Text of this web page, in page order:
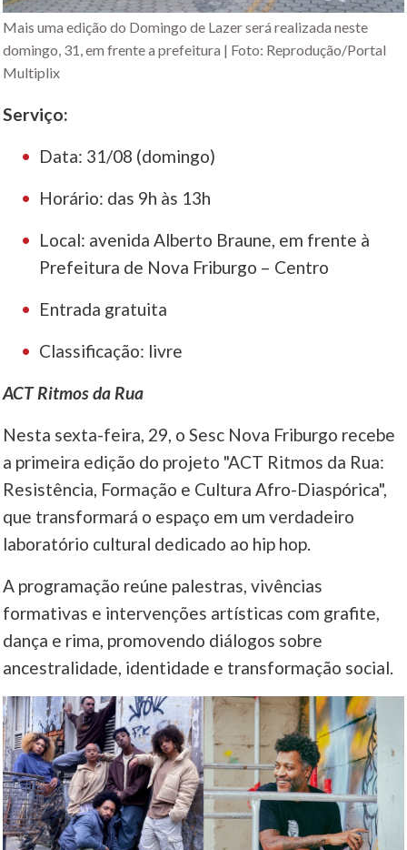
Mais uma edição do Domingo de Lazer será realizada neste
domingo, 31, em frente a prefeitura | Foto: Reprodução/Portal
Multiplix
Serviço:
Data: 31/08 (domingo)
Horário: das 9h às 13h
Local: avenida Alberto Braune, em frente à
Prefeitura de Nova Friburgo – Centro
Entrada gratuita
Classificação: livre
ACT Ritmos da Rua
Nesta sexta-feira, 29, o Sesc Nova Friburgo recebe
a primeira edição do projeto "ACT Ritmos da Rua:
Resistência, Formação e Cultura Afro-Diaspórica",
que transformará o espaço em um verdadeiro
laboratório cultural dedicado ao hip hop.
A programação reúne palestras, vivências
formativas e intervenções artísticas com grafite,
dança e rima, promovendo diálogos sobre
ancestralidade, identidade e transformação social.